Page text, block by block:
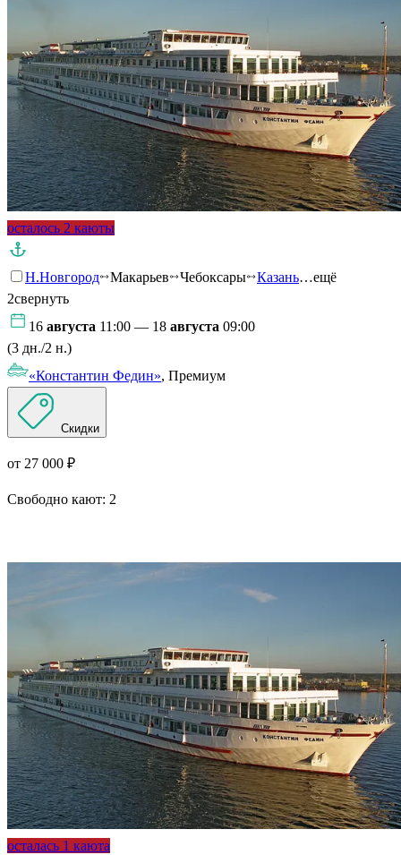
осталось 2 каюты
Н.Новгород Макарьев Чебоксары Казань…ещё
2свернуть
16 августа 11:00 — 18 августа 09:00
(3 дн./2 н.)
«Константин Федин», Премиум
Скидки
от 27 000 ₽
Свободно кают: 2
осталась 1 каюта